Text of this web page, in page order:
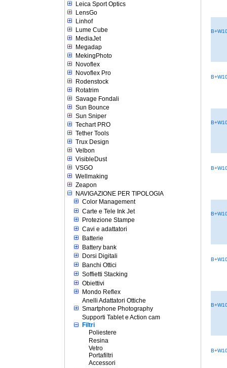
Leica Sport Optics
LensGo
Linhof
Lume Cube
MediaJet
Megadap
MekingPhoto
Novoflex
Novoflex Pro
Rodenstock
Rotatrim
Savage Fondali
Sun Bounce
Sun Sniper
Techart PRO
Tether Tools
Trux Design
Velbon
VisibleDust
VSGO
Wellmaking
Zeapon
NAVIGAZIONE PER TIPOLOGIA
Color Management
Carte e Tele Ink Jet
Protezione Stampe
Cavi e adattatori
Batterie
Battery bank
Dorsi Digitali
Banchi Ottici
Soffietti Stacking
Obiettivi
Mondo Reflex
Anelli Adattatori Ottiche
Smartphone Photography
Supporti Tablet e Action cam
Filtri
Poliestere
Resina
Vetro
Portafiltri
Accessori